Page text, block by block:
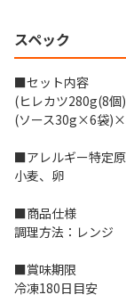
スペック
■セット内容
(ヒレカツ280g(8
(ソース30g×6袋
■アレルギー特定
小麦、卵
■商品仕様
調理方法：レンジ
■賞味期限
冷凍180日目安